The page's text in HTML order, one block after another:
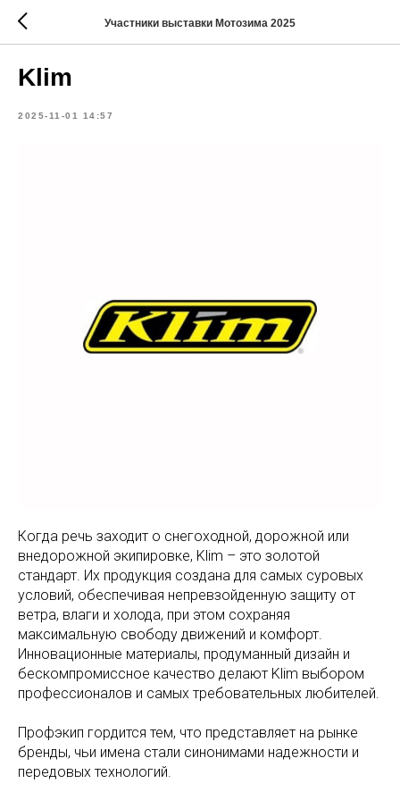
Участники выставки Мотозима 2025
Klim
2025-11-01 14:57
Когда речь заходит о снегоходной, дорожной или
внедорожной экипировке, Klim – это золотой
стандарт. Их продукция создана для самых суровых
условий, обеспечивая непревзойденную защиту от
ветра, влаги и холода, при этом сохраняя
максимальную свободу движений и комфорт.
Инновационные материалы, продуманный дизайн и
бескомпромиссное качество делают Klim выбором
профессионалов и самых требовательных любителей.
Профэкип гордится тем, что представляет на рынке
бренды, чьи имена стали синонимами надежности и
передовых технологий.